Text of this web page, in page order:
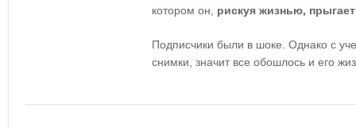
котором он, рискуя жизнью,
Подписчики были в шоке. Однако с
снимки, значит все обошлось и его